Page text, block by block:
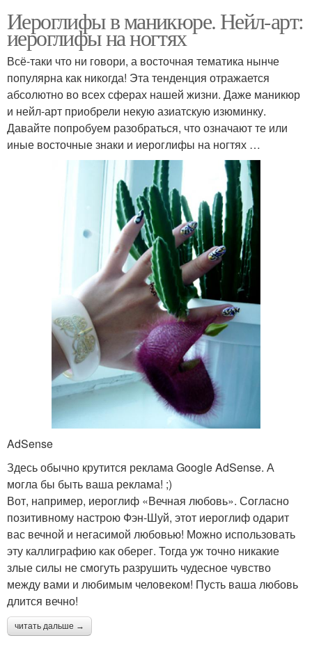
Иероглифы в маникюре. Нейл-арт:
иероглифы на ногтях
Всё-таки что ни говори, а восточная тематика нынче
популярна как никогда! Эта тенденция отражается
абсолютно во всех сферах нашей жизни. Даже маникюр
и нейл-арт приобрели некую азиатскую изюминку.
Давайте попробуем разобраться, что означают те или
иные восточные знаки и иероглифы на ногтях …
AdSense
Здесь обычно крутится реклама Google AdSense. А
могла бы быть ваша реклама! ;)
Вот, например, иероглиф «Вечная любовь». Согласно
позитивному настрою Фэн-Шуй, этот иероглиф одарит
вас вечной и негасимой любовью! Можно использовать
эту каллиграфию как оберег. Тогда уж точно никакие
злые силы не смогуть разрушить чудесное чувство
между вами и любимым человеком! Пусть ваша любовь
длится вечно!
читать дальше →